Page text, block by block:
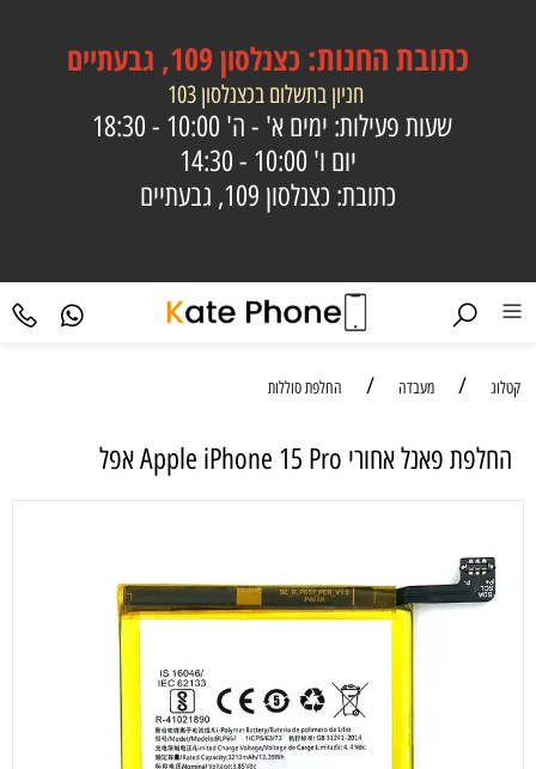
כתובתהחנות: כצנלסון 109, גבעתיים
חניון בתשלום בכצנלסון 103
שעות פעילות: ימים א' - ה' 10:00 - 18:30
יום ו' 10:00 - 14:30
כתובת: כצנלסון 109, גבעתיים
קטלוג / מעבדה / החלפת סוללות
החלפת פאנל אחורי Apple iPhone 15 Pro אפל